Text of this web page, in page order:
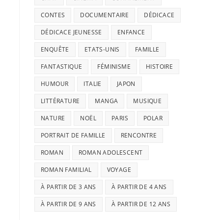
CONTES DOCUMENTAIRE DÉDICACE
DÉDICACE JEUNESSE ENFANCE
ENQUÊTE ETATS-UNIS FAMILLE
FANTASTIQUE FÉMINISME HISTOIRE
HUMOUR ITALIE JAPON
LITTÉRATURE MANGA MUSIQUE
NATURE NOËL PARIS POLAR
PORTRAIT DE FAMILLE RENCONTRE
ROMAN ROMAN ADOLESCENT
ROMAN FAMILIAL VOYAGE
À PARTIR DE 3 ANS À PARTIR DE 4 ANS
À PARTIR DE 9 ANS À PARTIR DE 12 ANS